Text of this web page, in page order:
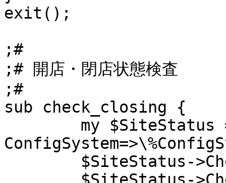
exit();
;#
;# 開店・閉店状態検査
;#
sub check_closing {